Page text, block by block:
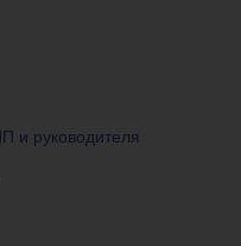
и руководителя